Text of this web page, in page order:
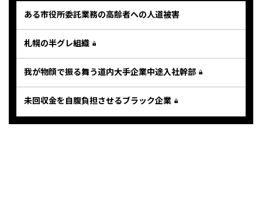
ある市役所委託業務の高齢者への人道被害
札幌の半グレ組織
我が物顔で振る舞う道内大手企業中途入社幹部
未回収金を自腹負担させるブラック企業